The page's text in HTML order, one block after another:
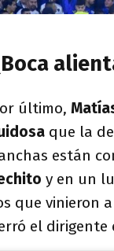
último,
que la de
están
y en un
que vinieron
el dirigente